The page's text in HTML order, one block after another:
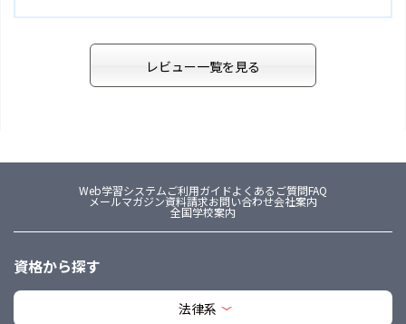
レビュー一覧を見る
Web学習システムご利用ガイドよくあるご質問FAQ
メールマガジン資料請求お問い合わせ会社案内
全国学校案内
資格から探す
法律系